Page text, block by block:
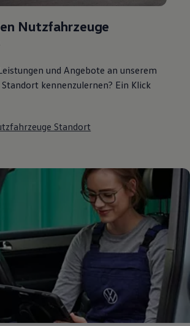
Nutzfahrzeuge
und Angebote an unserem
kennenzulernen? Ein Klick
Standort